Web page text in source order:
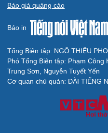
Báo giá quảng cáo
Báo in
Tổng Biên tập: NGÔ THIỆU
Phó Tổng Biên tập: Phạm
Trung Sơn, Nguyễn Tuyết Yến
Cơ quan chủ quản: ĐÀI TIẾNG